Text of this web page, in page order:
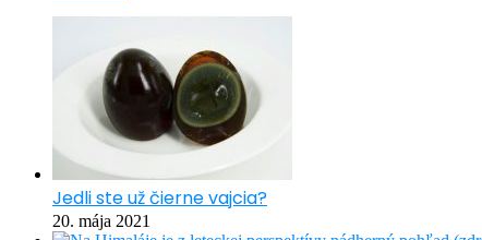
Jedli ste už čierne vajcia?
20. mája 2021